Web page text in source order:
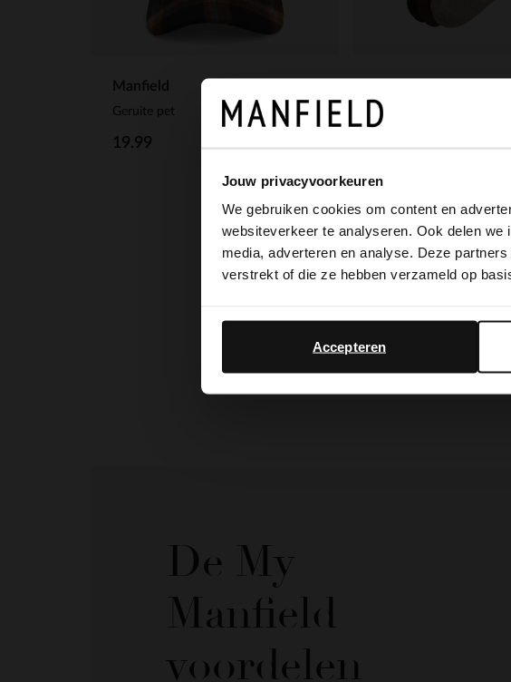
Jouw privacyvoorkeuren
We gebruiken cookies om content en
websiteverkeer te analyseren. Ook delen
media, adverteren en analyse. Deze
verstrekt of die ze hebben verzameld op
Accepteren
Manfield
Geruite pet
19.99
De My
Manfield
voordelen
It looks like